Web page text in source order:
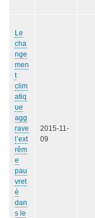
Le
cha
nge
men
t
clim
atiq
ue
agg
rave
l’ext
rêm
e
pau
vret
é
dan
s le
2015-11-
09